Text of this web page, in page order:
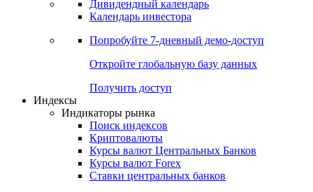
Дивидендный календарь
Календарь инвестора
Попробуйте 7-дневный демо-доступ
Откройте глобальную базу данных
Получить доступ
Индексы
Индикаторы рынка
Поиск индексов
Криптовалюты
Курсы валют Центральных Банков
Курсы валют Forex
Ставки центральных банков